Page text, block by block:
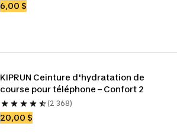
6,00 $
KIPRUN Ceinture d'hydratation de
course pour téléphone – Confort 2
(2 368)
20,00 $